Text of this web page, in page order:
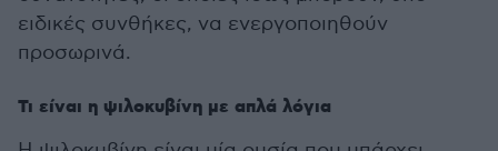
ειδικές συνθήκες, να ενεργοποιηθούν
προσωρινά.
Τι είναι η ψιλοκυβίνη με απλά λόγια